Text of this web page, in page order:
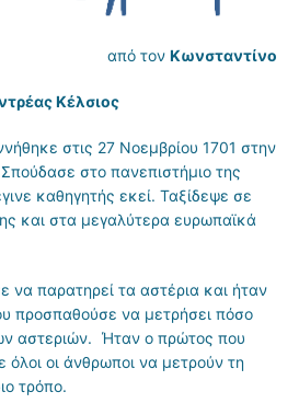
από τον Κωνσταντίνο
Κέλσιος
στις 27 Νοεμβρίου 1701 στην
στο πανεπιστήμιο της
καθηγητής εκεί. Ταξίδεψε σε
και στα μεγαλύτερα ευρωπαϊκά
να παρατηρεί τα αστέρια και ήταν
προσπαθούσε να μετρήσει πόσο
αστεριών. Ήταν ο πρώτος που
οι άνθρωποι να μετρούν τη
τρόπο.